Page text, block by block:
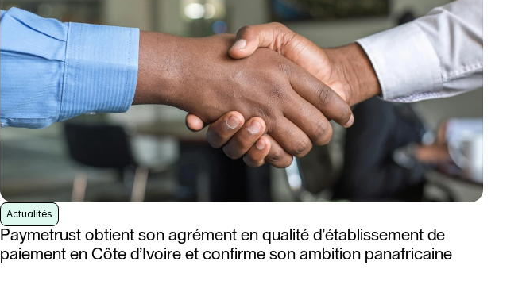
Actualités
Paymetrust obtient son agrément en qualité d’établissement de
paiement en Côte d’Ivoire et confirme son ambition panafricaine